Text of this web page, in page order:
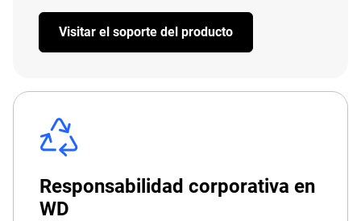
Visitar el soporte del producto
Responsabilidad corporativa en
WD